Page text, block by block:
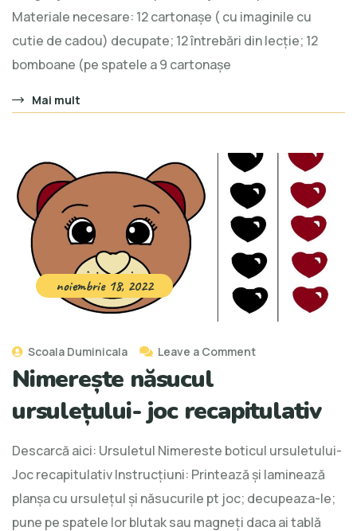
Materiale necesare: 12 cartonașe ( cu imaginile cu
cutie de cadou) decupate; 12 întrebări din lecție; 12
bomboane (pe spatele a 9 cartonașe
Mai mult
noiembrie 18, 2022
Scoala Duminicala Leave a Comment
Nimerește năsucul
ursulețului- joc recapitulativ
Descarcă aici: Ursuletul Nimereste boticul ursuletului-
Joc recapitulativ Instrucţiuni: Printează şi laminează
planşa cu ursuleţul şi năsucurile pt joc; decupeaza-le;
pune pe spatele lor blutak sau magneţi daca ai tablă